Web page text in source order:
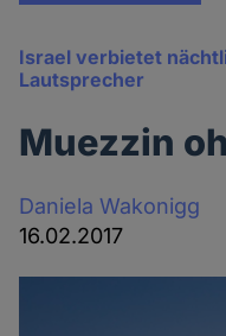
Israel verbietet
Lautsprecher
Muezzin
Daniela Wakonigg
16.02.2017